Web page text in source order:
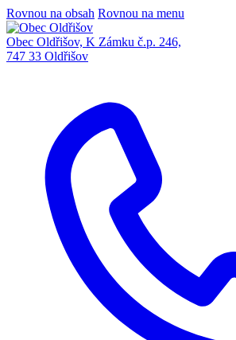
Rovnou na obsah Rovnou na menu
Obec Oldřišov, K Zámku č.p. 246,
747 33 Oldřišov